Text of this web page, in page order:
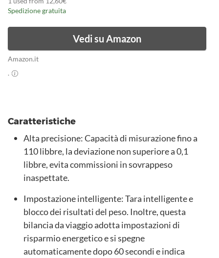
Spedizione gratuita
Vedi su Amazon
Amazon.it
.
Caratteristiche
Alta precisione: Capacità di misurazione fino a
110 libbre, la deviazione non superiore a 0,1
libbre, evita commissioni in sovrappeso
inaspettate.
Impostazione intelligente: Tara intelligente e
blocco dei risultati del peso. Inoltre, questa
bilancia da viaggio adotta impostazioni di
risparmio energetico e si spegne
automaticamente dopo 60 secondi e indica